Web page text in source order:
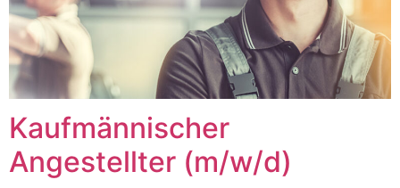
Kaufmännischer
Angestellter (m/w/d)